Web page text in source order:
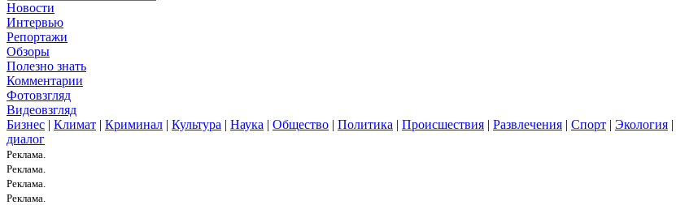
Новости
Интервью
Репортажи
Обзоры
Полезно знать
Комментарии
Фотовзгляд
Видеовзгляд
Бизнес | Климат | Криминал | Культура | Наука | Общество | Политика | Происшествия | Развлечения | Спорт | Экология |
диалог
Реклама.
Реклама.
Реклама.
Реклама.